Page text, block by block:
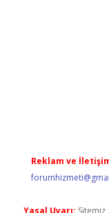
Reklam ve
Yasal Uyarı: